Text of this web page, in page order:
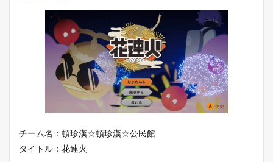
チーム名：頓珍漢☆頓珍漢☆公民館
タイトル：花連火